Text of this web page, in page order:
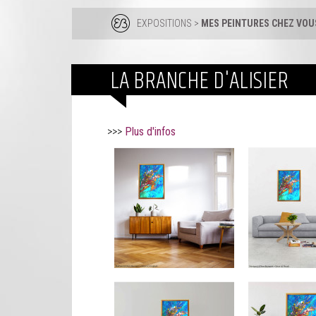
EXPOSITIONS > MES PEINTURES CHEZ
LA BRANCHE D'ALISIER
>>> Plus d'infos